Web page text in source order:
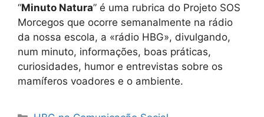
“Minuto Natura” é uma rubrica do Projeto SOS
Morcegos que ocorre semanalmente na rádio
da nossa escola, a «rádio HBG», divulgando,
num minuto, informações, boas práticas,
curiosidades, humor e entrevistas sobre os
mamíferos voadores e o ambiente.